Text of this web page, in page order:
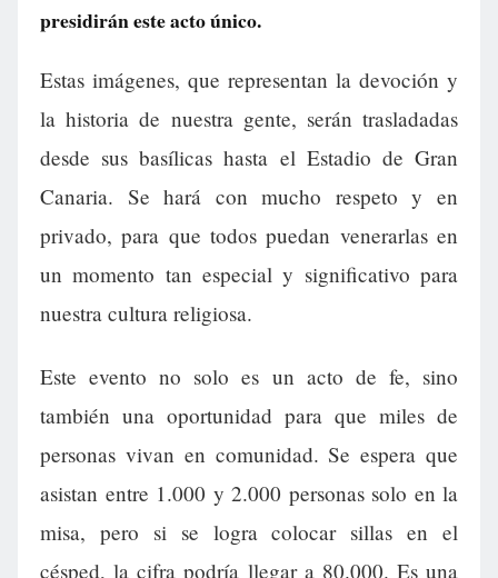
presidirán este acto único.
Estas imágenes, que representan la devoción y
la historia de nuestra gente, serán trasladadas
desde sus basílicas hasta el Estadio de Gran
Canaria. Se hará con mucho respeto y en
privado, para que todos puedan venerarlas en
un momento tan especial y significativo para
nuestra cultura religiosa.
Este evento no solo es un acto de fe, sino
también una oportunidad para que miles de
personas vivan en comunidad. Se espera que
asistan entre 1.000 y 2.000 personas solo en la
misa, pero si se logra colocar sillas en el
césped, la cifra podría llegar a 80.000. Es una